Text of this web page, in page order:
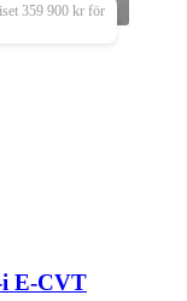
359 900 kr för
E-CVT